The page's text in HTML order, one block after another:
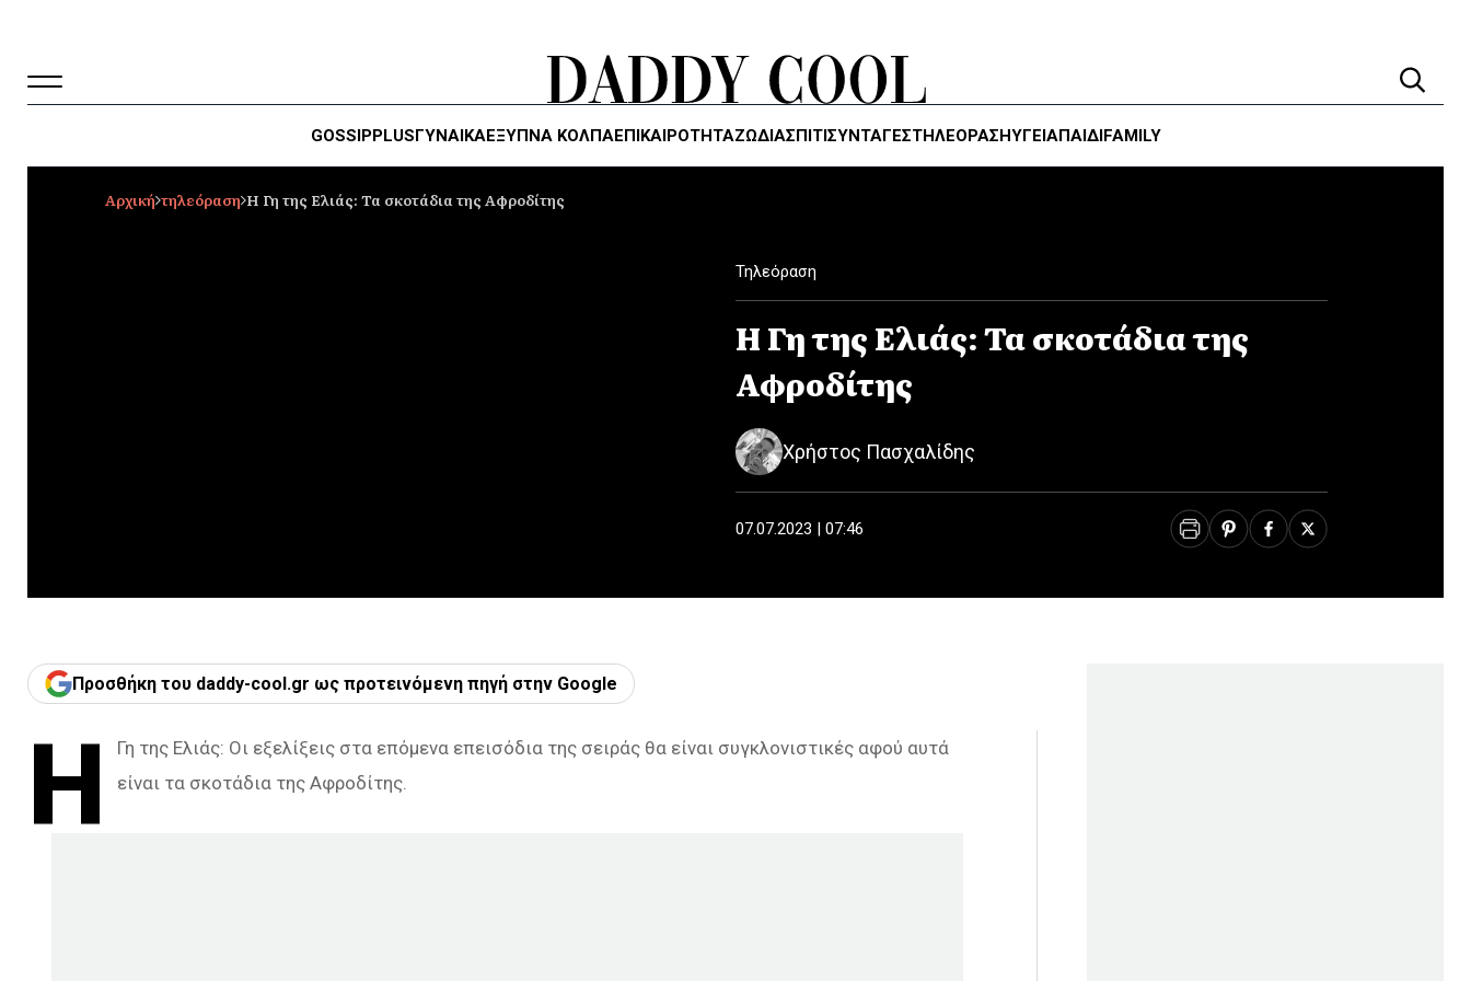
GOSSIPPLUSΓΥΝΑΙΚΑΈΞΥΠΝΑ ΚΌΛΠΑΕΠΙΚΑΙΡΟΤΗΤΑΖΏΔΙΑΣΠΙΤΙΣΥΝΤΑΓΕΣΤΗΛΕΌΡΑΣΗΥΓΕΊΑΠΑΙΔΙFAMILY
Αρχική τηλεόραση Η Γη της Ελιάς: Τα σκοτάδια της Αφροδίτης
Τηλεόραση
Η Γη της Ελιάς: Τα σκοτάδια της
Αφροδίτης
Χρήστος Πασχαλίδης
07.07.2023 | 07:46
Προσθήκη του daddy-cool.gr ως προτεινόμενη πηγή στην Google
Η
Γη της Ελιάς: Οι εξελίξεις στα επόμενα επεισόδια της σειράς θα είναι συγκλονιστικές αφού αυτά
είναι τα σκοτάδια της Αφροδίτης.